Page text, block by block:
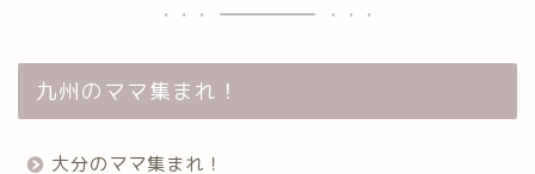
九州のママ集まれ！
大分のママ集まれ！